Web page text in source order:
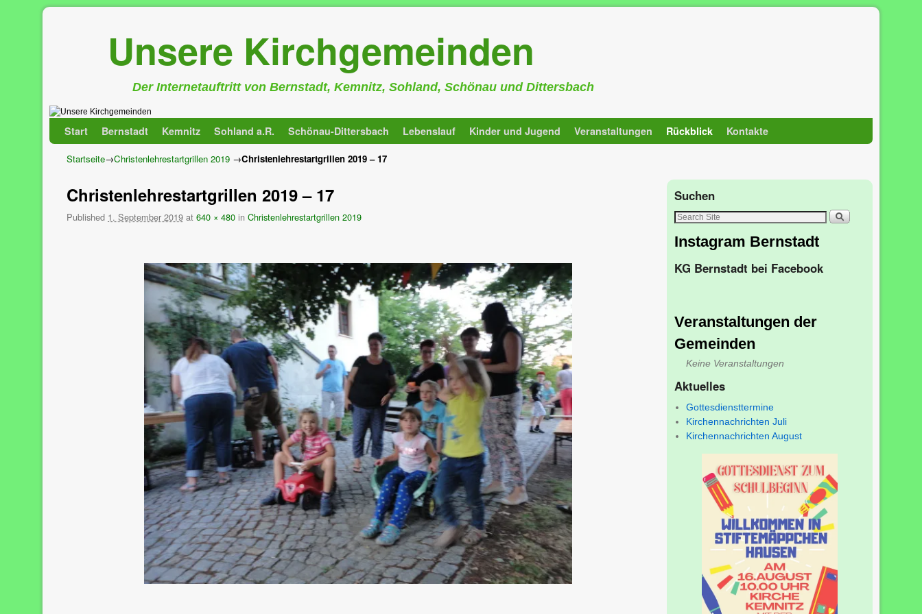
Unsere Kirchgemeinden
Der Internetauftritt von Bernstadt, Kemnitz, Sohland, Schönau und Dittersbach
Start Bernstadt Kemnitz Sohland a.R. Schönau-Dittersbach Lebenslauf Kinder und Jugend Veranstaltungen Rückblick Kontakte
Startseite→Christenlehrestartgrillen 2019 →Christenlehrestartgrillen 2019 – 17
Christenlehrestartgrillen 2019 – 17
Published 1. September 2019 at 640 × 480 in Christenlehrestartgrillen 2019
Suchen
Instagram Bernstadt
KG Bernstadt bei Facebook
Veranstaltungen der
Gemeinden
Keine Veranstaltungen
Aktuelles
Gottesdiensttermine
Kirchennachrichten Juli
Kirchennachrichten August